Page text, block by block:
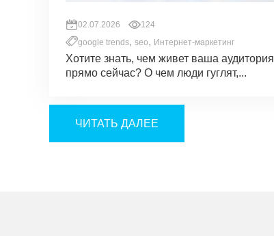
02.07.2026
124
google trends, seo, Интернет-маркетинг
Хотите знать, чем живет ваша аудитория
прямо сейчас? О чем люди гуглят,...
ЧИТАТЬ ДАЛЕЕ